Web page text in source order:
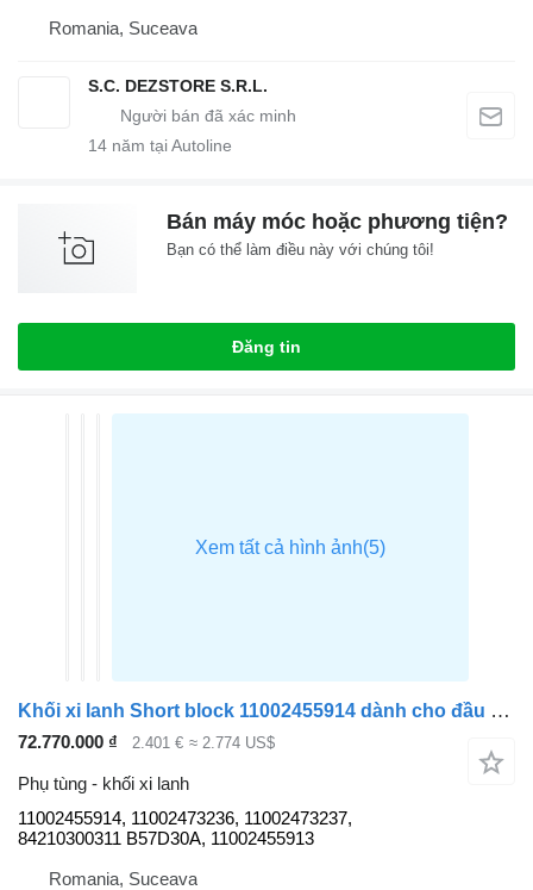
Romania, Suceava
S.C. DEZSTORE S.R.L.
14 năm tại Autoline
Bán máy móc hoặc phương tiện?
Bạn có thể làm điều này với chúng tôi!
Đăng tin
Khối xi lanh Short block 11002455914 dành cho đầu kéo BMW X5
72.770.000 ₫ 2.401 € ≈ 2.774 US$
Phụ tùng - khối xi lanh
11002455914, 11002473236, 11002473237,
84210300311 B57D30A, 11002455913
Romania, Suceava